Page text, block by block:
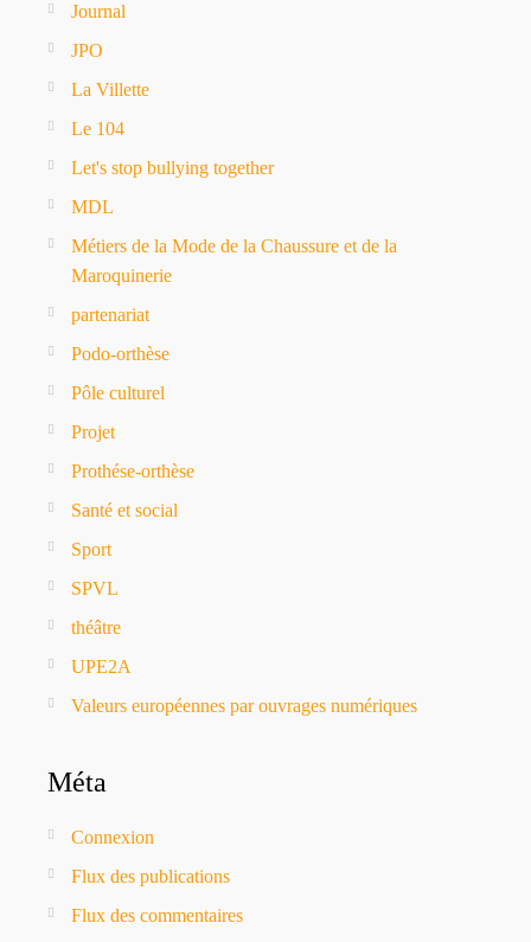
Journal
JPO
La Villette
Le 104
Let's stop bullying together
MDL
Métiers de la Mode de la Chaussure et de la
Maroquinerie
partenariat
Podo-orthèse
Pôle culturel
Projet
Prothése-orthèse
Santé et social
Sport
SPVL
théâtre
UPE2A
Valeurs européennes par ouvrages numériques
Méta
Connexion
Flux des publications
Flux des commentaires